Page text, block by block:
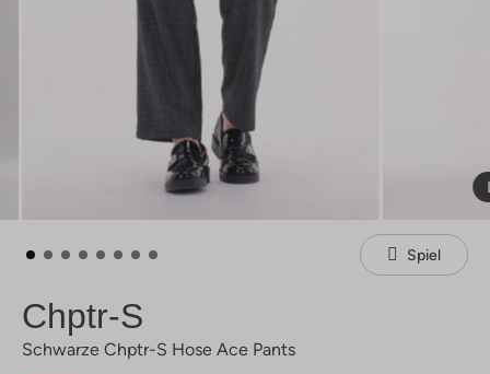
Spiel
Chptr-S
Schwarze Chptr-S Hose Ace Pants